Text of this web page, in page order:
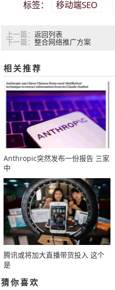
标签： 移动端SEO
上一篇： 返回列表
下一篇： 整合网络推广方案
相关推荐
Anthropic突然发布一份报告 三家
中
腾讯或将加大直播带货投入 这个
是
猜你喜欢